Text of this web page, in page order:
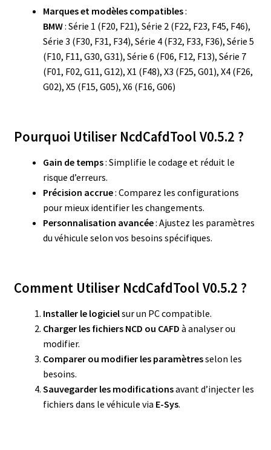
Marques et modèles compatibles:
BMW: Série 1 (F20, F21), Série 2 (F22, F23, F45, F46),
Série 3 (F30, F31, F34), Série 4 (F32, F33, F36), Série 5
(F10, F11, G30, G31), Série 6 (F06, F12, F13), Série 7
(F01, F02, G11, G12), X1 (F48), X3 (F25, G01), X4 (F26,
G02), X5 (F15, G05), X6 (F16, G06)
Pourquoi Utiliser NcdCafdTool V0.5.2 ?
Gain de temps: Simplifie le codage et réduit le
risque d’erreurs.
Précision accrue: Comparez les configurations
pour mieux identifier les changements.
Personnalisation avancée: Ajustez les paramètres
du véhicule selon vos besoins spécifiques.
Comment Utiliser NcdCafdTool V0.5.2 ?
Installer le logicielsur un PC compatible.
Charger les fichiers NCD ou CAFD à analyser ou
modifier.
Comparer ou modifier les paramètresselon les
besoins.
Sauvegarder les modificationsavant d’injecter les
fichiers dans le véhicule via E-Sys.